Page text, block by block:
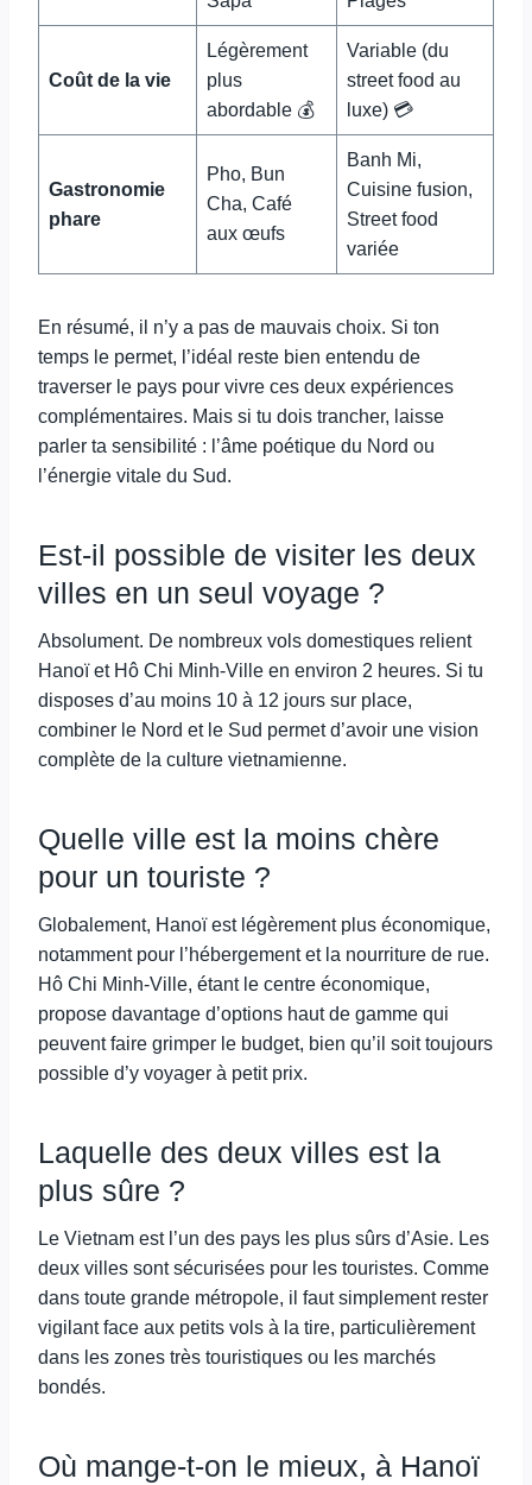
Coût de la vie
Légèrement
plus
abordable 💰
Variable (du
street food au
luxe) 💳
Gastronomie
phare
Pho, Bun
Cha, Café
aux œufs
Banh Mi,
Cuisine fusion,
Street food
variée
En résumé, il n’y a pas de mauvais choix. Si ton
temps le permet, l’idéal reste bien entendu de
traverser le pays pour vivre ces deux expériences
complémentaires. Mais si tu dois trancher, laisse
parler ta sensibilité : l’âme poétique du Nord ou
l’énergie vitale du Sud.
Est-il possible de visiter les deux
villes en un seul voyage ?
Absolument. De nombreux vols domestiques relient
Hanoï et Hô Chi Minh-Ville en environ 2 heures. Si tu
disposes d’au moins 10 à 12 jours sur place,
combiner le Nord et le Sud permet d’avoir une vision
complète de la culture vietnamienne.
Quelle ville est la moins chère
pour un touriste ?
Globalement, Hanoï est légèrement plus économique,
notamment pour l’hébergement et la nourriture de rue.
Hô Chi Minh-Ville, étant le centre économique,
propose davantage d’options haut de gamme qui
peuvent faire grimper le budget, bien qu’il soit toujours
possible d’y voyager à petit prix.
Laquelle des deux villes est la
plus sûre ?
Le Vietnam est l’un des pays les plus sûrs d’Asie. Les
deux villes sont sécurisées pour les touristes. Comme
dans toute grande métropole, il faut simplement rester
vigilant face aux petits vols à la tire, particulièrement
dans les zones très touristiques ou les marchés
bondés.
Où mange-t-on le mieux, à Hanoï